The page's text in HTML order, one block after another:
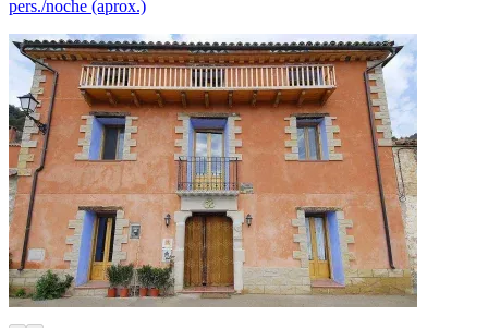
pers./noche (aprox.)